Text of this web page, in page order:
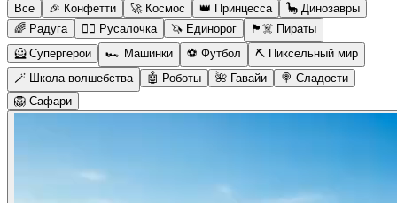
Все 🎉 Конфетти 🚀 Космос 👑 Принцесса
🦕 Динозавры
🌈 Радуга
🧜‍♀️ Русалочка 🦄 Единорог
🏴‍☠️ Пираты
🦸 Супергерои
🏎️ Машинки ⚽ Футбол
⛏️ Пиксельный мир
🪄 Школа волшебства
🤖 Роботы 🌺 Гавайи
🍭 Сладости
🦁 Сафари